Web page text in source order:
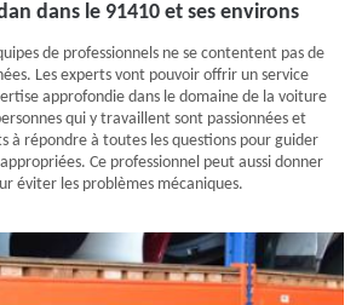
dans le 91410 et ses environs
de professionnels ne se contentent pas de
Les experts vont pouvoir offrir un service
approfondie dans le domaine de la voiture
qui y travaillent sont passionnées et
à répondre à toutes les questions pour guider
Ce professionnel peut aussi donner
éviter les problèmes mécaniques.